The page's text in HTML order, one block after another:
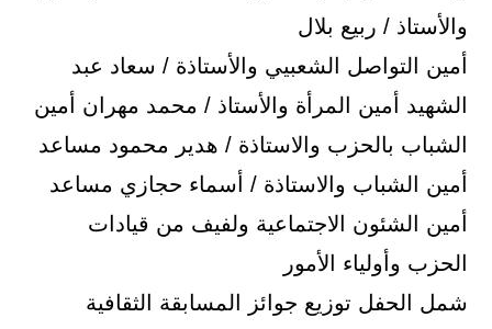
والأستاذ / ربيع بلال
أمين التواصل الشعبيي والأستاذة / سعاد عبد
الشهيد أمين المرأة والأستاذ / محمد مهران أمين
الشباب بالحزب والاستاذة / هدير محمود مساعد
أمين الشباب والاستاذة / أسماء حجازي مساعد
أمين الشئون الاجتماعية ولفيف من قيادات
الحزب وأولياء الأمور
شمل الحفل توزيع جوائز المسابقة الثقافية